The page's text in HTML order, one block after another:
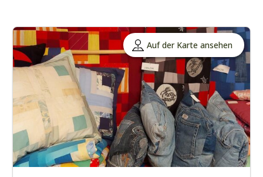
Auf der Karte ansehen